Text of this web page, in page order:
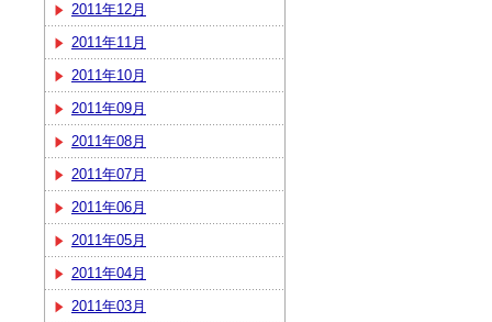
2011年12月
2011年11月
2011年10月
2011年09月
2011年08月
2011年07月
2011年06月
2011年05月
2011年04月
2011年03月